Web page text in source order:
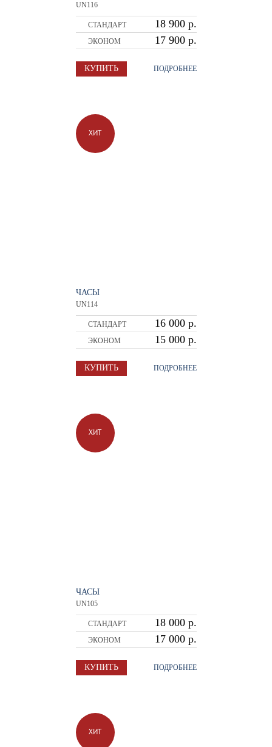
UN116
СТАНДАРТ 18 900 р.
ЭКОНОМ 17 900 р.
ПОДРОБНЕЕ
КУПИТЬ
ХИТ
ЧАСЫ
UN114
СТАНДАРТ 16 000 р.
ЭКОНОМ 15 000 р.
ПОДРОБНЕЕ
КУПИТЬ
ХИТ
ЧАСЫ
UN105
СТАНДАРТ 18 000 р.
ЭКОНОМ 17 000 р.
ПОДРОБНЕЕ
КУПИТЬ
ХИТ